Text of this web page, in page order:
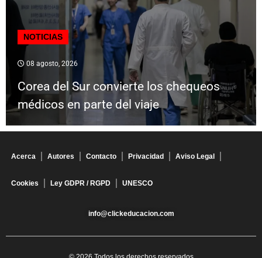
NOTICIAS
08 agosto, 2026
Corea del Sur convierte los chequeos
médicos en parte del viaje
Acerca Autores Contacto Privacidad Aviso Legal
Cookies Ley GDPR / RGPD UNESCO
info@clickeducacion.com